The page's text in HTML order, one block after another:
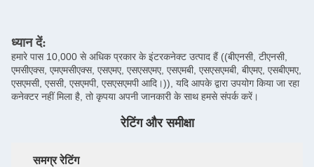
ध्यान दें:
हमारे पास 10,000 से अधिक प्रकार के इंटरकनेक्ट उत्पाद हैं ((बीएनसी, टीएनसी,
एमसीएक्स, एमएमसीएक्स, एसएमए, एसएसएमए, एसएमबी, एसएसएमबी, बीएमए, एसबीएमए,
एसएमसी, एससी, एसएमपी, एसएसएमपी आदि।)), यदि आपके द्वारा उपयोग किया जा रहा
कनेक्टर नहीं मिला है, तो कृपया अपनी जानकारी के साथ हमसे संपर्क करें।
रेटिंग और समीक्षा
समग्र रेटिंग